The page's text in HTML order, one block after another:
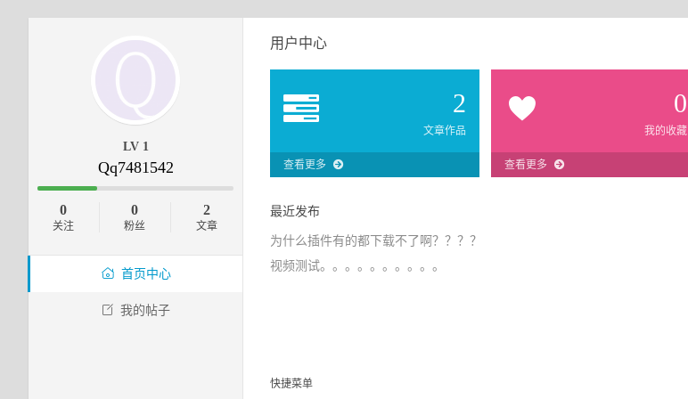
LV 1
Qq7481542
0
关注
0
粉丝
2
文章
首页中心
我的帖子
用户中心
2
文章作品
查看更多
0
我的收藏
查看更多
最近发布
为什么插件有的都下载不了啊？？？？
视频测试。。。。。。。。。。
快捷菜单